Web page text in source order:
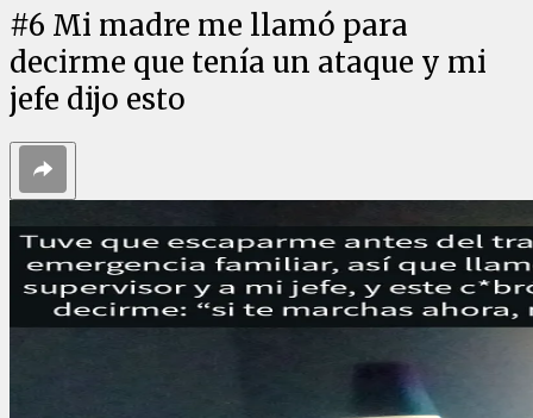
#6 Mi madre me llamó para
decirme que tenía un ataque y mi
jefe dijo esto